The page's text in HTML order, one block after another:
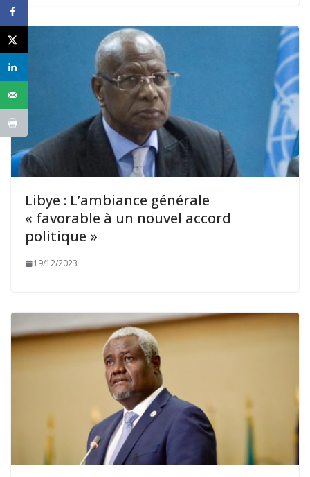
Libye : L’ambiance générale
« favorable à un nouvel accord
politique »
19/12/2023